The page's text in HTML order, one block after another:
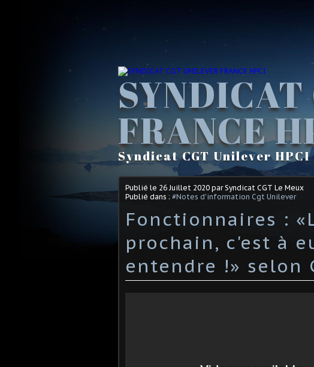
FRANCE
Syndicat CGT Unilever
Publié le 26 Juillet 2020 par Syndicat CGT Le Meux
Publié dans : #Notes d'information Cgt Unilever
Fonctionnaires :
prochain, c'est à
entendre !» selon